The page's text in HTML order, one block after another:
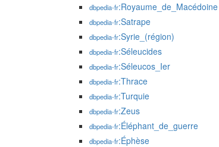
dbpedia-fr:Royaume_de_Macédoine
dbpedia-fr:Satrape
dbpedia-fr:Syrie_(région)
dbpedia-fr:Séleucides
dbpedia-fr:Séleucos_Ier
dbpedia-fr:Thrace
dbpedia-fr:Turquie
dbpedia-fr:Zeus
dbpedia-fr:Éléphant_de_guerre
dbpedia-fr:Éphèse